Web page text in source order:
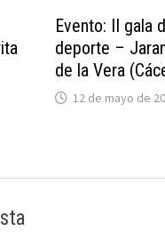
Evento: II gala
deporte –
de la Vera
12 de mayo de